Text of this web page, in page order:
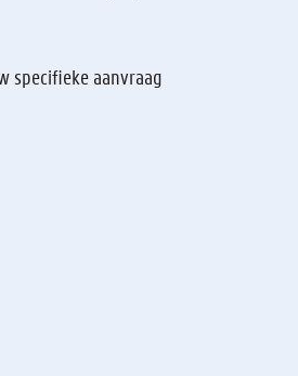
specifieke aanvraag